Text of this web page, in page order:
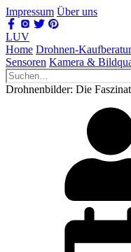
Impressum Über uns
LUV
Home Drohnen-
Sensoren Kamera &
Drohnenbilder: Die